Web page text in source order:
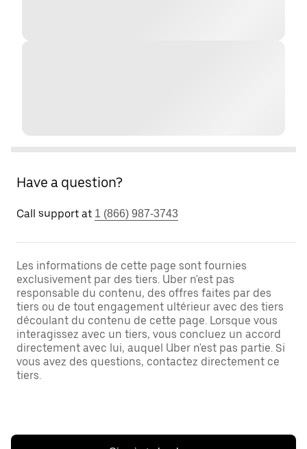
Have a question?
Call support at 1 (866) 987-3743
Les informations de cette page sont fournies
exclusivement par des tiers. Uber n'est pas
responsable du contenu, des offres faites par des
tiers ou de tout engagement ultérieur avec des tiers
découlant du contenu de cette page. Lorsque vous
interagissez avec un tiers, vous concluez un accord
directement avec lui, auquel Uber n'est pas partie. Si
vous avez des questions, contactez directement ce
tiers.